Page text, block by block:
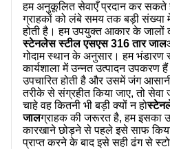
हम अनुकूलित सेवाएँ प्रदान कर
ग्राहकों को लंबे समय तक बड़ी
होती है। हम उपयुक्त आकार के
स्टेनलेस स्टील एसएस 316 तार जाल
गोदाम स्थान के अनुसार। हम भंडारण
कार्यशाला में उन्नत उत्पादन उपकरण
उपचारित होती है और उसमें जंग
तरीके से संग्रहीत किया जाए, तो
चाहे वह कितनी भी बड़ी क्यों न हो
जालग्राहक की जरूरत है, हम इसका
कारखाने छोड़ने से पहले इसे साफ
प्राप्त करने के बाद इसे सही ढंग से